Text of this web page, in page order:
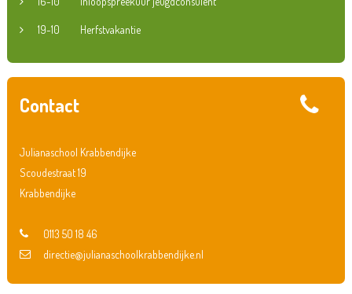
19-10 Herfstvakantie
Contact
Julianaschool Krabbendijke
Scoudestraat 19
Krabbendijke
0113 50 18 46
directie@julianaschoolkrabbendijke.nl